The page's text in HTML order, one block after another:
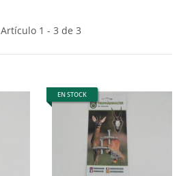
Artículo 1 - 3 de 3
EN STOCK